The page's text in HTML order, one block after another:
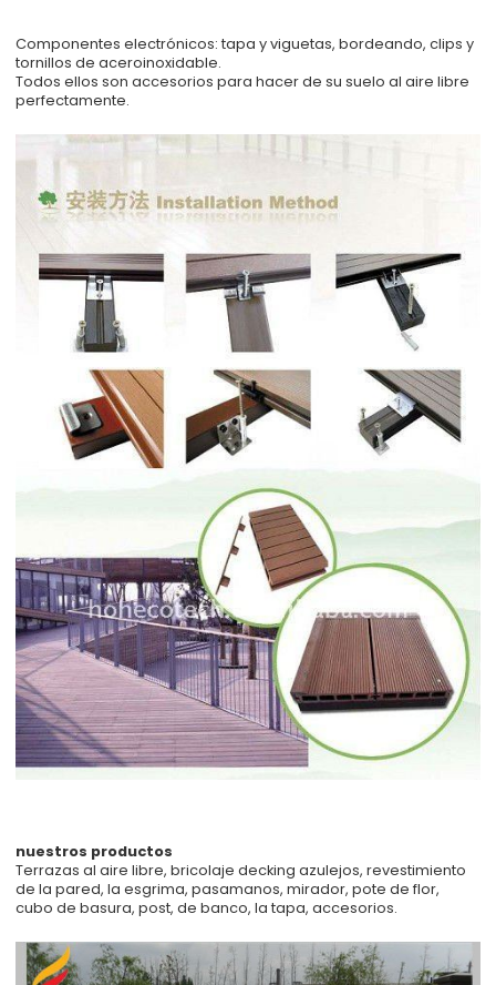
Componentes electrónicos: tapa y viguetas, bordeando, clips y
tornillos de aceroinoxidable.
Todos ellos son accesorios para hacer de su suelo al aire libre
perfectamente.
nuestros productos
Terrazas al aire libre, bricolaje decking azulejos, revestimiento
de la pared, la esgrima, pasamanos, mirador, pote de flor,
cubo de basura, post, de banco, la tapa, accesorios.